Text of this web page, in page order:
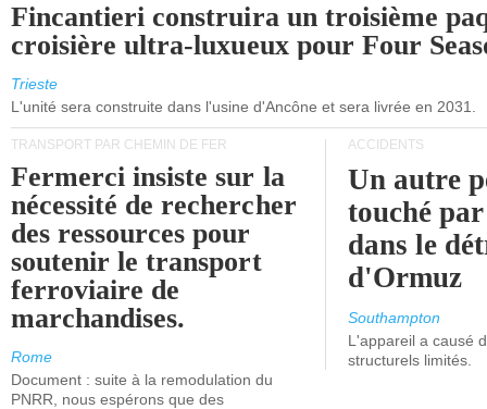
Fincantieri construira un troisième
croisière ultra-luxueux pour Four
Trieste
L'unité sera construite dans l'usine d'Ancône et sera livrée en 2031.
TRANSPORT PAR CHEMIN DE FER
Fermerci insiste sur la
nécessité de rechercher
des ressources pour
soutenir le transport
ferroviaire de
marchandises.
Rome
Document : suite à la remodulation du
PNRR, nous espérons que des
ACCIDENTS
Un autre
touché
dans le
d'Ormuz
Southampton
L'appareil a causé
structurels limités.